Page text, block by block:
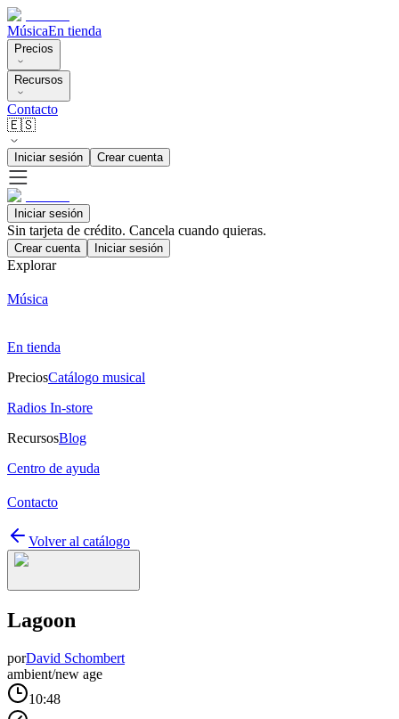
MúsicaEn tienda
Precios
Recursos
Contacto
🇪🇸
Iniciar sesión Crear cuenta
Iniciar sesión
Sin tarjeta de crédito. Cancela cuando quieras.
Crear cuenta Iniciar sesión
Explorar
Música
En tienda
PreciosCatálogo musical
Radios In-store
RecursosBlog
Centro de ayuda
Contacto
Volver al catálogo
Lagoon
porDavid Schombert
ambient/new age
10:48